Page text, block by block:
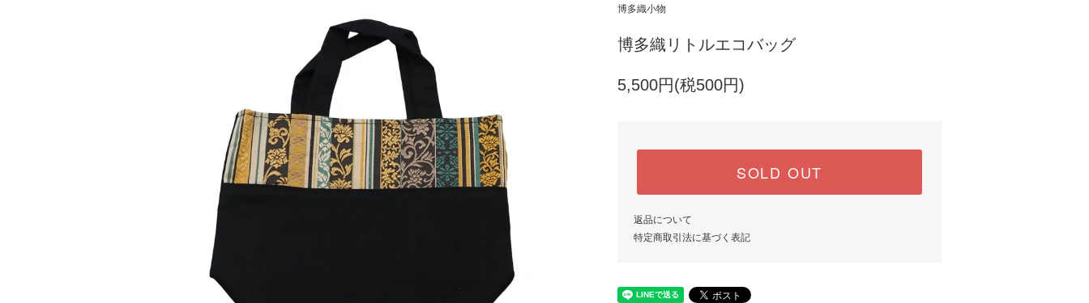
博多織小物
博多織リトルエコバッグ
5,500円(税500円)
SOLD OUT
返品について
特定商取引法に基づく表記